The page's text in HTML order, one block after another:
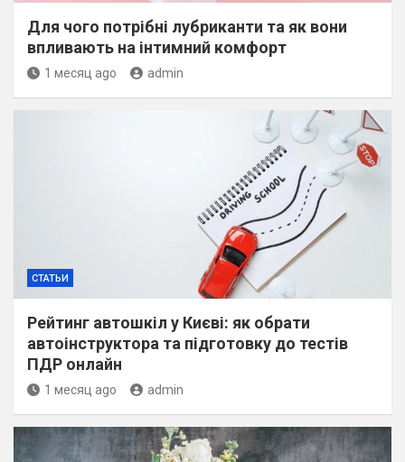
Для чого потрібні лубриканти та як вони
впливають на інтимний комфорт
1 месяц ago admin
СТАТЬИ
Рейтинг автошкіл у Києві: як обрати
автоінструктора та підготовку до тестів
ПДР онлайн
1 месяц ago admin